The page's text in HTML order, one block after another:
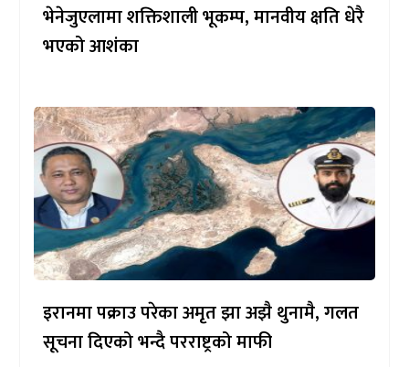
भेनेजुएलामा शक्तिशाली भूकम्प, मानवीय क्षति धेरै
भएको आशंका
इरानमा पक्राउ परेका अमृत झा अझै थुनामै, गलत
सूचना दिएको भन्दै परराष्ट्रको माफी